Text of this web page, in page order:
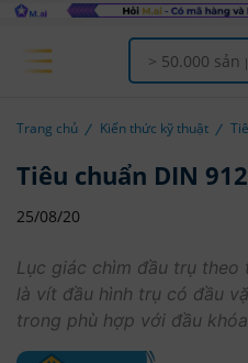
Offcanvas Menu Open
Trang chủ Kiến thức kỹ thuật
Tiêu chuẩn DIN 912
25/08/20
Lục giác chìm đầu trụ theo
là vít đầu hình trụ có đầu
trong phù hợp với đầu